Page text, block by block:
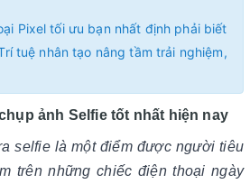
Pixel tối ưu bạn nhất định phải biết
tuệ nhân tạo nâng tầm trải nghiệm,
ảnh Selfie tốt nhất hiện nay
selfie là một điểm được người tiêu
trên những chiếc điện thoại ngày